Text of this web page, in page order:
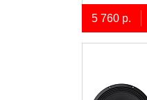
5 760 р.